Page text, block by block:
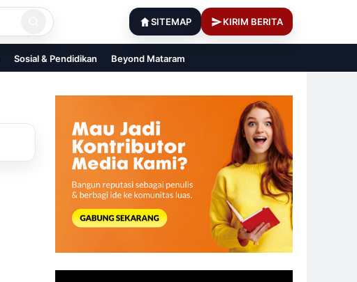
SITEMAP KIRIM BERITA
Sosial & Pendidikan Beyond Mataram